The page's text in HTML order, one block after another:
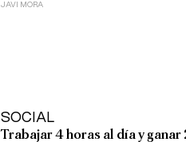
JAVI MORA
SOCIAL
Trabajar 4 horas al día y ganar